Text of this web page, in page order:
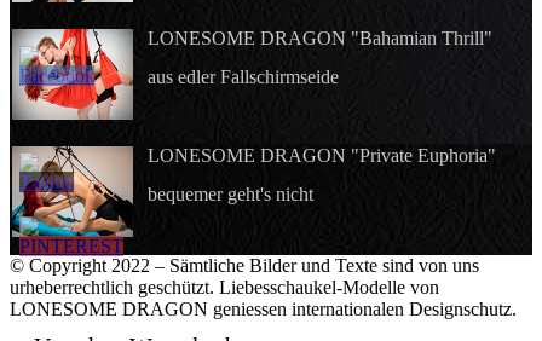
LONESOME DRAGON "Bahamian Thrill"
aus edler Fallschirmseide
LONESOME DRAGON "Private Euphoria"
bequemer geht's nicht
© Copyright 2022 – Sämtliche Bilder und Texte sind von uns
urheberrechtlich geschützt. Liebesschaukel-Modelle von
LONESOME DRAGON geniessen internationalen Designschutz.